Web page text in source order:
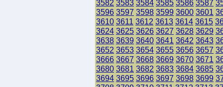
3582 3583 3584 3585 3586 3587
3596 3597 3598 3599 3600 3601
3610 3611 3612 3613 3614 3615
3624 3625 3626 3627 3628 3629
3638 3639 3640 3641 3642 3643
3652 3653 3654 3655 3656 3657
3666 3667 3668 3669 3670 3671
3680 3681 3682 3683 3684 3685
3694 3695 3696 3697 3698 3699